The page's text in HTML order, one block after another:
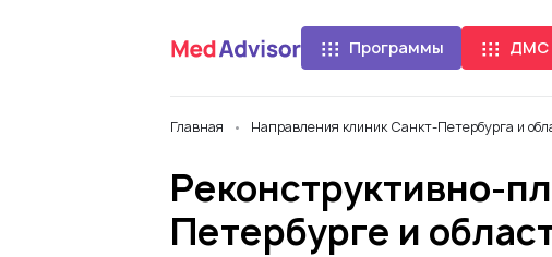
Программы ДМС
Главная Направления клиник Санкт-Петербурга и
Реконструктивно-
Петербурге и